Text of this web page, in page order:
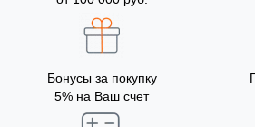
Бонусы за покупку
5% на Ваш счет